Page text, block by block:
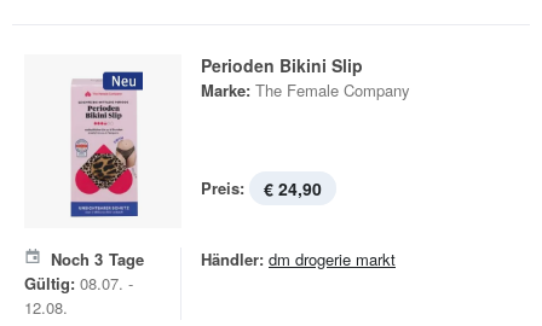
Perioden Bikini Slip
Marke: The Female Company
Preis: € 24,90
Noch 3 Tage
Gültig: 08.07. -
12.08.
Händler: dm drogerie markt